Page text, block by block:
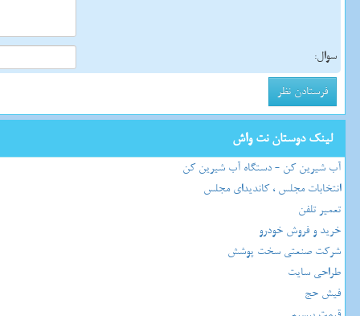
سوال:
لینک دوستان نت واش
آب شیرین کن - دستگاه آب شیرین کن
انتخابات مجلس ، کاندیدای مجلس
تعمیر تلفن
خرید و فروش خودرو
شرکت صنعتی سخت پوشش
طراحی سایت
فیش حج